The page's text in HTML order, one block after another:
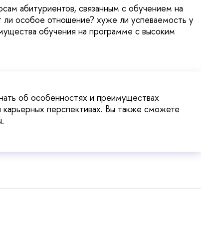
абитуриентов, связанным с обучением на
ли особое отношение? хуже ли успеваемость у
обучения на программе с высоким
об особенностях и преимуществах
перспективах. Вы также сможете